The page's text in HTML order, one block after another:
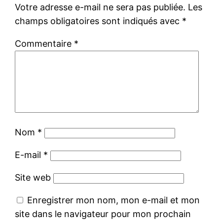
Votre adresse e-mail ne sera pas publiée. Les
champs obligatoires sont indiqués avec *
Commentaire *
Nom *
E-mail *
Site web
Enregistrer mon nom, mon e-mail et mon
site dans le navigateur pour mon prochain